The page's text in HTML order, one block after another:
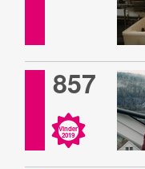
857
Vinder
2019